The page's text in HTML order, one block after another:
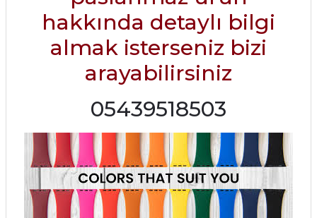
hakkında detaylı bilgi
almak isterseniz bizi
arayabilirsiniz
05439518503